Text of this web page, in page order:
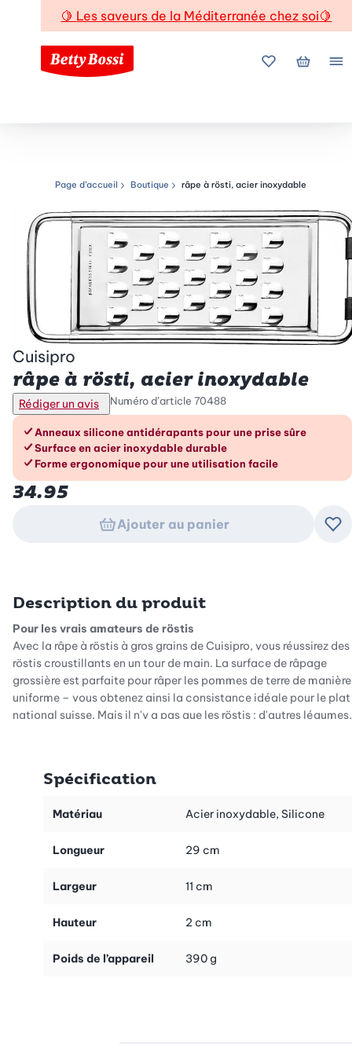
🍋 Les saveurs de la Méditerranée chez soi🍋
Mes favoris
Mon
Chemin de navigation
Page d’accueil Boutique râpe à rösti, acier inoxydable
Cuisipro
râpe à rösti, acier inoxydable
Rédiger un avis Numéro d’article 70488
Les avantages en un coup d’œil
Anneaux silicone antidérapants pour une prise sûre
Surface en acier inoxydable durable
Forme ergonomique pour une utilisation facile
34.95
Ajouter au panier
Description du produit
Pour les vrais amateurs de röstis
Avec la râpe à röstis à gros grains de Cuisipro, vous réussirez des
röstis croustillants en un tour de main. La surface de râpage
grossière est parfaite pour râper les pommes de terre de manière
uniforme – vous obtenez ainsi la consistance idéale pour le plat
national suisse. Mais il n'y a pas que les röstis : d'autres légumes,
Les anneaux antidérapants en silicone bien pensés aux deux
sécurité. Même en appuyant un peu plus, la râpe reste stable sur
sur les supports lisses. Vous pouvez ainsi vous concentrer sur
Une finition de haute qualité
durable et facile à nettoyer. D'une longueur de 29 cm, elle tient
Spécification
Matériau Acier inoxydable, Silicone
Longueur 29 cm
Largeur 11 cm
Hauteur 2 cm
Poids de l’appareil 390 g